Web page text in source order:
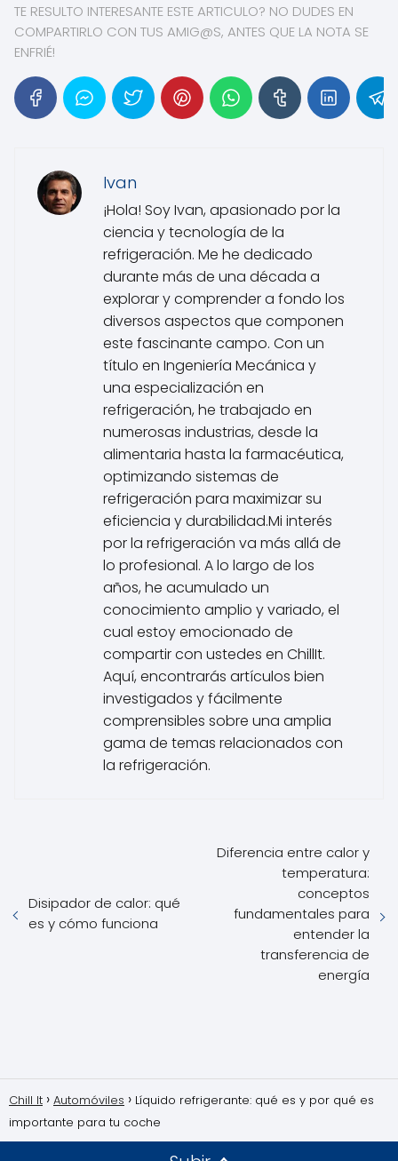
TE RESULTO INTERESANTE ESTE ARTICULO? NO DUDES EN
COMPARTIRLO CON TUS AMIG@S, ANTES QUE LA NOTA SE
ENFRIÉ!
Ivan
¡Hola! Soy Ivan, apasionado por la
ciencia y tecnología de la
refrigeración. Me he dedicado
durante más de una década a
explorar y comprender a fondo los
diversos aspectos que componen
este fascinante campo. Con un
título en Ingeniería Mecánica y
una especialización en
refrigeración, he trabajado en
numerosas industrias, desde la
alimentaria hasta la farmacéutica,
optimizando sistemas de
refrigeración para maximizar su
eficiencia y durabilidad.Mi interés
por la refrigeración va más allá de
lo profesional. A lo largo de los
años, he acumulado un
conocimiento amplio y variado, el
cual estoy emocionado de
compartir con ustedes en ChillIt.
Aquí, encontrarás artículos bien
investigados y fácilmente
comprensibles sobre una amplia
gama de temas relacionados con
la refrigeración.
Disipador de calor: qué
es y cómo funciona
Diferencia entre calor y
temperatura:
conceptos
fundamentales para
entender la
transferencia de
energía
Chill It Automóviles
Líquido refrigerante: qué es y por qué es
importante para tu coche